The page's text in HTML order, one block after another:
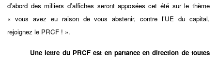
d’abord des milliers d’affiches seront apposées cet été sur le thème
« vous avez eu raison de vous abstenir, contre l’UE du capital,
rejoignez le PRCF ! ».
Une lettre du PRCF est en partance en direction de toutes